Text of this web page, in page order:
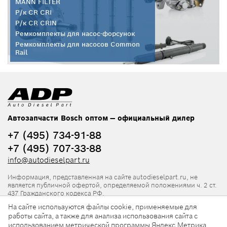
MANN FILTER
Р/к CR CRI
Р/к CR CRIN
Ремкомплекты для насос-форсунок
Ремкомплекты для насосов Common
Rail
Автозапчасти Bosch оптом — официальный дилер
+7 (495) 734-91-88
+7 (495) 707-33-88
info@autodieselpart.ru
Информация, представленная на сайте autodieselpart.ru, не
является публичной офертой, определяемой положениями ч. 2 ст.
437 Гражданского кодекса РФ.
Нормативная документация
На сайте используются файлы cookie, применяемые для
работы сайта, а также для анализа использования сайта с
использованием метрической программы Яндекс.Метрика.